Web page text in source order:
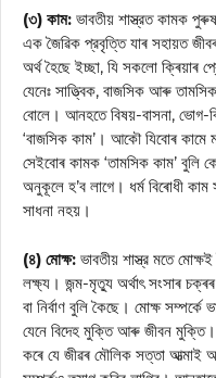
(৩) কাম: ভাবতীয় শাস্ত্রত কামক
এক জৈৱিক প্রবৃত্তি যাৰ সহায়ত
অর্থ হৈছে ইচ্ছা, যি সকলো ক্ৰিয়াৰ
যেনেঃ সাত্ত্বিক, বাজসিক আৰু
বোলে। আনহতে বিষয়-বাসনা, ভোগ-
‘বাজসিক কাম’। আকৌ যিবোৰ
সেইবোৰ কামক ‘তামসিক কাম’ বুলি
অনুকূলে হ’ব লাগে। ধর্ম বিৰোধী
সাধনা নহয়।
(৪) মোক্ষ: ভাবতীয় শাস্ত্র মতে
লক্ষ্য। জন্ম-মৃত্যু অর্থাৎ সংসাৰ চক্ৰৰ
বা নির্বাণ বুলি কৈছে। মোক্ষ
যেনে বিদেহ মুক্তি আৰু জীবন
কৰে যে জীৱৰ মৌলিক সত্তা আত্মাই